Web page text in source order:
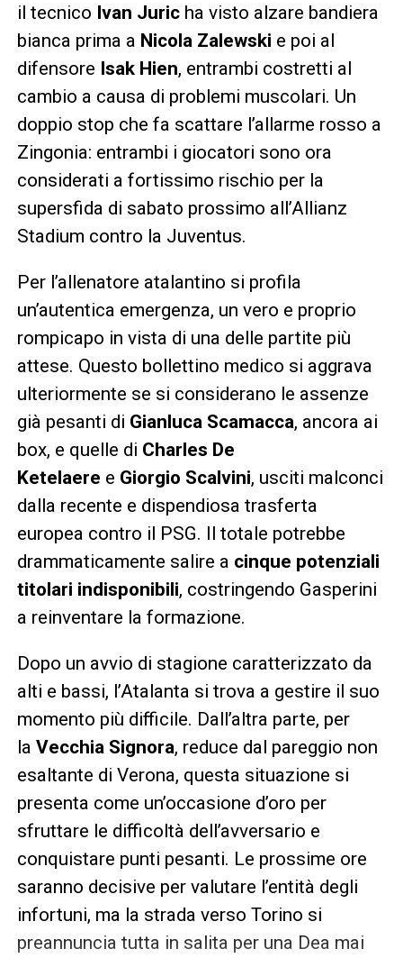
il tecnico Ivan Juricha visto alzare bandiera
bianca prima a Nicola Zalewski e poi al
difensore Isak Hien, entrambi costretti al
cambio a causa di problemi muscolari. Un
doppio stop che fa scattare l’allarme rosso a
Zingonia: entrambi i giocatori sono ora
considerati a fortissimo rischio per la
supersfida di sabato prossimo all’Allianz
Stadium contro la Juventus.
Per l’allenatore atalantino si profila
un’autentica emergenza, un vero e proprio
rompicapo in vista di una delle partite più
attese. Questo bollettino medico si aggrava
ulteriormente se si considerano le assenze
già pesanti di Gianluca Scamacca, ancora ai
box, e quelle di Charles De
Ketelaere e Giorgio Scalvini, usciti malconci
dalla recente e dispendiosa trasferta
europea contro il PSG. Il totale potrebbe
drammaticamente salire a cinque potenziali
titolari indisponibili, costringendo Gasperini
a reinventare la formazione.
Dopo un avvio di stagione caratterizzato da
alti e bassi, l’Atalanta si trova a gestire il suo
momento più difficile. Dall’altra parte, per
la Vecchia Signora, reduce dal pareggio non
esaltante di Verona, questa situazione si
presenta come un’occasione d’oro per
sfruttare le difficoltà dell’avversario e
conquistare punti pesanti. Le prossime ore
saranno decisive per valutare l’entità degli
infortuni, ma la strada verso Torino si
preannuncia tutta in salita per una Dea mai